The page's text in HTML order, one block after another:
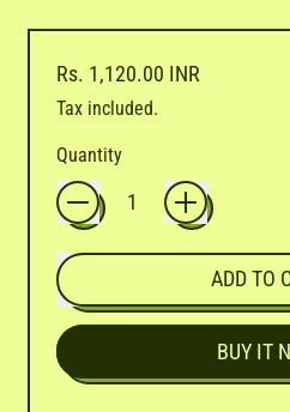
Regular price
Rs. 1,120.00 INR
Tax included.
Quantity
ADD TO
BUY IT